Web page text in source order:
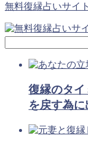
無料復縁占いサイ
復縁のタイ
を戻す為に